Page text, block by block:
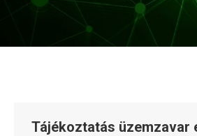
Tájékoztatás üzemzavar